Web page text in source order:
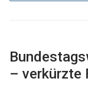
– verkürzte